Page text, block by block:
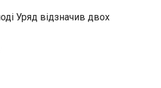
Уряд відзначив двох